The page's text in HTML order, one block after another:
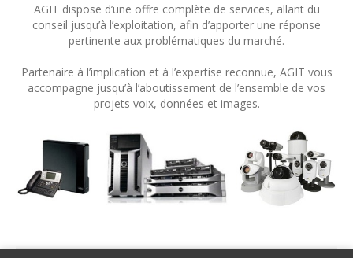
AGIT dispose d’une offre complète de services, allant du
conseil jusqu’à l’exploitation, afin d’apporter une réponse
pertinente aux problématiques du marché.
Partenaire à l’implication et à l’expertise reconnue, AGIT vous
accompagne jusqu’à l’aboutissement de l’ensemble de vos
projets voix, données et images.